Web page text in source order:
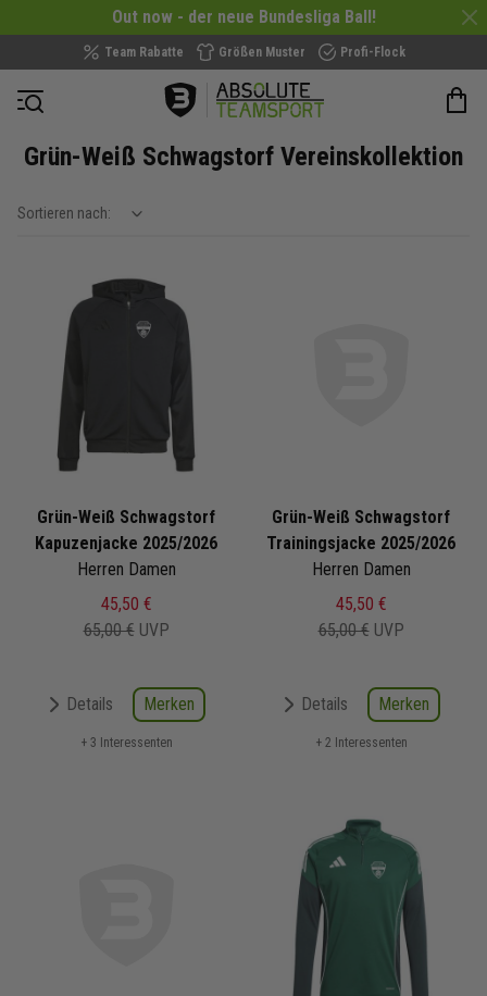
Out now - der neue Bundesliga Ball!
Team Rabatte Größen Muster Profi-Flock
Navigation öffnen
Grün-Weiß Schwagstorf Vereinskollektion
Sortieren nach: show filteroptions
Grün-Weiß Schwagstorf
Kapuzenjacke 2025/2026
Herren Damen
45,50 €
65,00 € UVP
Details Merken
+ 3 Interessenten
Grün-Weiß Schwagstorf
Trainingsjacke 2025/2026
Herren Damen
45,50 €
65,00 € UVP
Details Merken
+ 2 Interessenten